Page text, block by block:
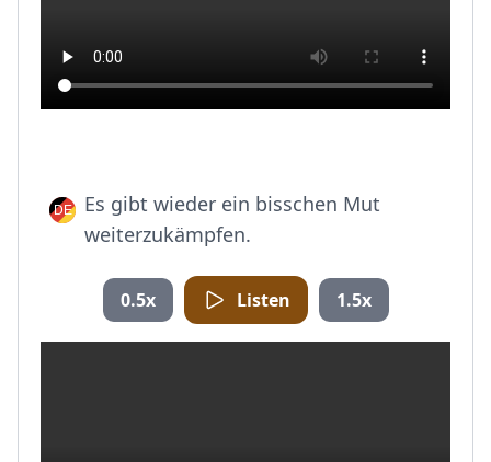
Es gibt wieder ein bisschen Mut
weiterzukämpfen.
0.5x Listen 1.5x